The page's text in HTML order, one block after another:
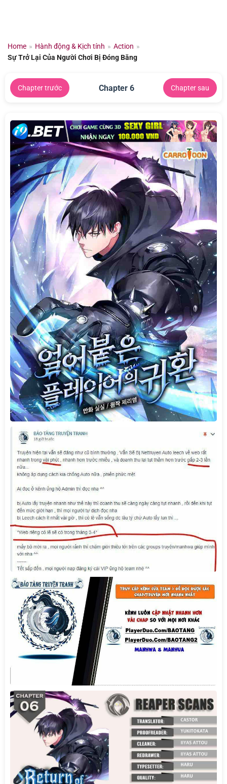
dungHome » Hành động & Kịch tính » Action »
Sự Trở Lại Của Người Chơi Bị Đóng Băng
Chapter trước Chapter 6 Chapter sau